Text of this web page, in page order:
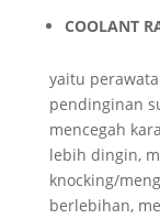
COOLANT
yaitu
pendinginan
mencegah
lebih dingin,
knocking/
berlebihan,